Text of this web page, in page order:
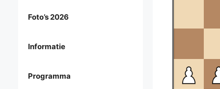
Foto’s 2026
Informatie
Programma